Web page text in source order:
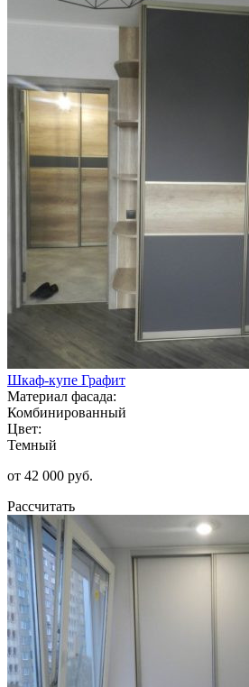
Шкаф-купе Графит
Материал фасада:
Комбинированный
Цвет:
Темный
от 42 000 руб.
Рассчитать